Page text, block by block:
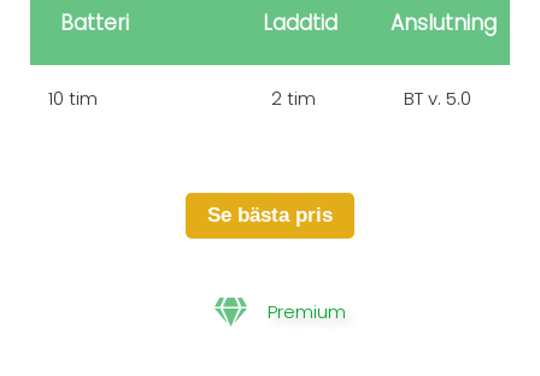
Batteri Laddtid Anslutning
10 tim 2 tim BT v. 5.0
Se bästa pris
Premium